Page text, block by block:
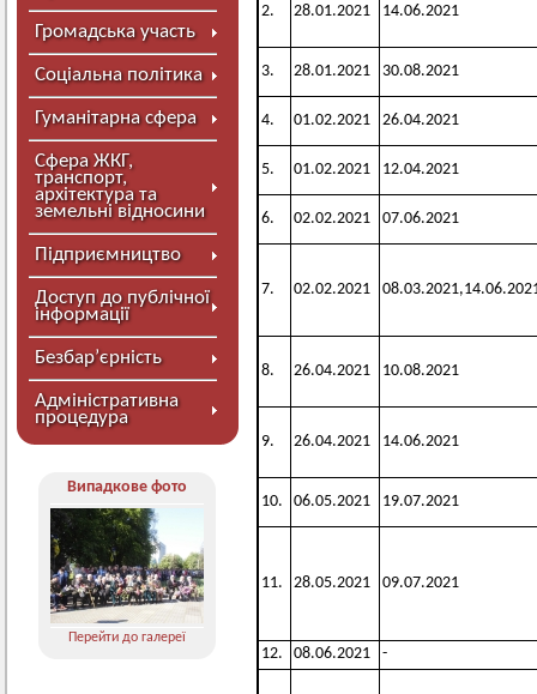
Громадська участь
Соціальна політика
Гуманітарна сфера
Сфера ЖКГ,
транспорт,
архітектура та
земельні відносини
Підприємництво
Доступ до публічної
інформації
Безбар’єрність
Адміністративна
процедура
Випадкове фото
Перейти до галереї
2. 28.01.2021 14.06.2021
3. 28.01.2021 30.08.2021
4. 01.02.2021 26.04.2021
5. 01.02.2021 12.04.2021
6. 02.02.2021 07.06.2021
7. 02.02.2021
8. 26.04.2021 10.08.2021
9. 26.04.2021 14.06.2021
10. 06.05.2021 19.07.2021
11. 28.05.2021 09.07.2021
12. 08.06.2021 -